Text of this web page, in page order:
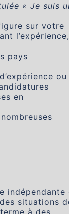
« Je suis
sur votre
l’expérience,
pays
en
indépendante
situations